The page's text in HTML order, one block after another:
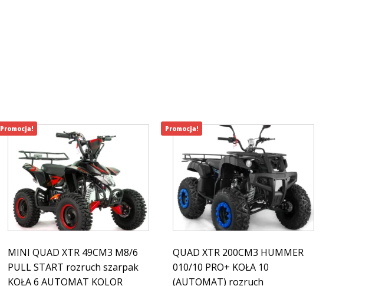
MINI QUAD XTR 49CM3 M8/6
PULL START rozruch szarpak
KOŁA 6 AUTOMAT KOLOR
Promocja!
QUAD XTR 200CM3 HUMMER
010/10 PRO+ KOŁA 10
(AUTOMAT) rozruch
Promocja!